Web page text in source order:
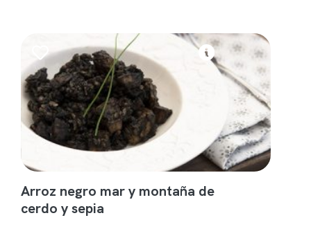
Arroz negro mar y montaña de
cerdo y sepia